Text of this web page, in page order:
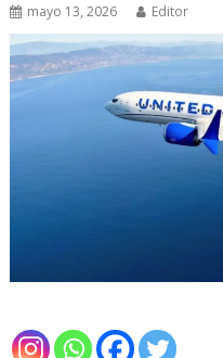
mayo 13, 2026 Editor